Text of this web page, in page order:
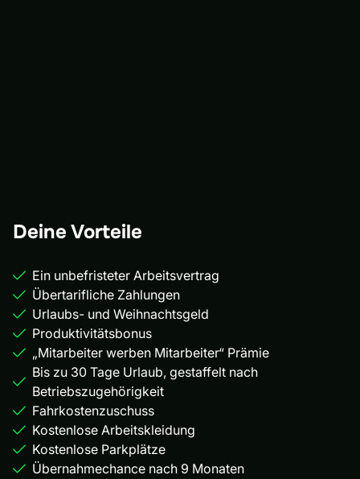
Deine Vorteile
Ein unbefristeter Arbeitsvertrag
Übertarifliche Zahlungen
Urlaubs- und Weihnachtsgeld
Produktivitätsbonus
„Mitarbeiter werben Mitarbeiter“ Prämie
Bis zu 30 Tage Urlaub, gestaffelt nach
Betriebszugehörigkeit
Fahrkostenzuschuss
Kostenlose Arbeitskleidung
Kostenlose Parkplätze
Übernahmechance nach 9 Monaten